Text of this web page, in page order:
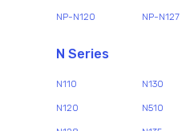
NP-N120 NP-N127
N Series
N110 N130
N120 N510